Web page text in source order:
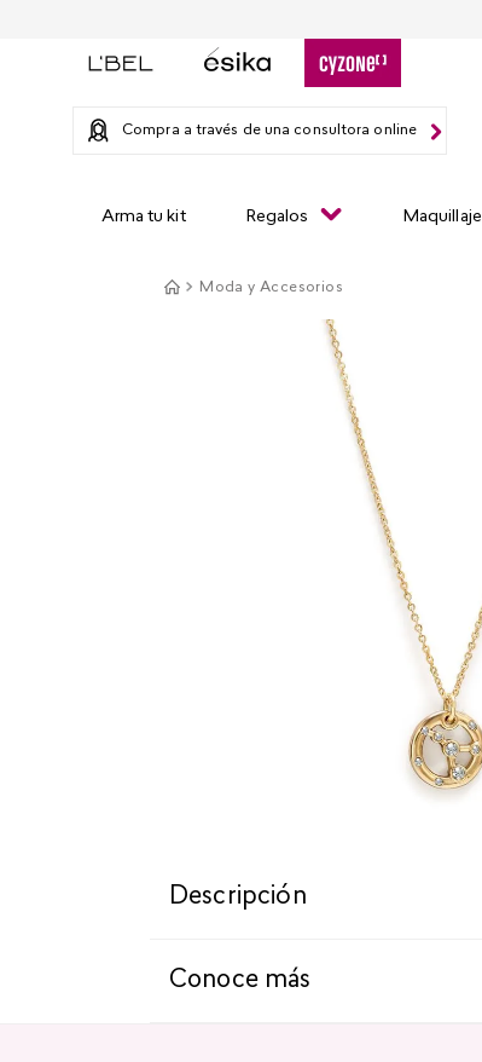
Compra a través de una consultora online
Arma tu kit Regalos Maquillaje
Moda y Accesorios
Descripción
Conoce más